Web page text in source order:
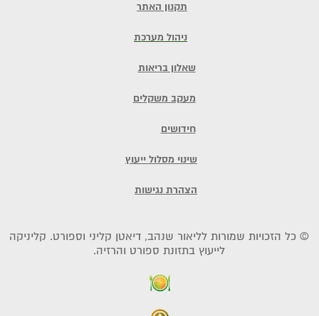
© כל הזכויות שמורות לליאור שנהב, דיאטן קליני וספורט. קליניקה
לייעוץ בתזונת ספורט והרזיה.
תקנון האתר
ניהול מערכת
שאלון בריאות
מעקב משקלים
חידושים
שינוי מסלול ייעוץ
הצהרת נגישות